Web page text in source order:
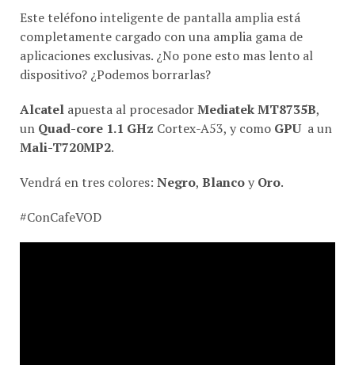
Este teléfono inteligente de pantalla amplia está
completamente cargado con una amplia gama de
aplicaciones exclusivas. ¿No pone esto mas lento al
dispositivo? ¿Podemos borrarlas?
Alcatel apuesta al procesador Mediatek MT8735B
Quad-core 1.1 GHz Cortex-A53, y como GPUa un
Mali-T720MP2
Vendrá en tres colores: Negro Blanco Oro
#ConCafeVOD